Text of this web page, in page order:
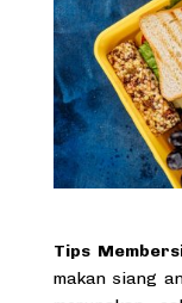
Tips
makan siang